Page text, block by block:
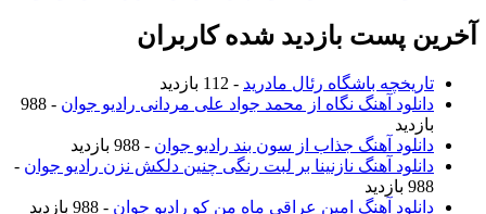
آخرین پست بازدید شده کاربران
تاریخچه باشگاه رئال مادرید - 112 بازدید
دانلود آهنگ نگاه از محمد جواد علی مردانی رادیو جوان
- 988
بازدید
دانلود آهنگ جذاب از سون بند رادیو جوان - 988 بازدید
دانلود آهنگ نازنینا بر لبت رنگی چنین دلکش نزن رادیو جوان -
988 بازدید
دانلود آهنگ امین عراقی ماه من کو رادیو جوان - 988 بازدید